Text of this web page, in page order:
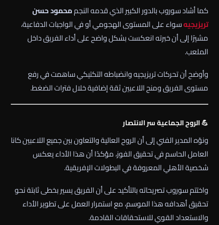
كما أشاد سوروب بالدور الكبير الذي قدمه النجممحمود حسن
تريزيجيهسواء على المستوى الهجومي أو في الواجبات الدفاعية،
مشيرًا إلى أن خبرته انعكست بشكل واضح على أداء الفريق داخل
الملعب.
وأوضح أن تحركات تريزيجيه وانضباطه التكتيكي ساهمت في رفع
مستوى الفريق ومنح اللاعبين ثقة إضافية خلال فترات الضغط.
💪 الروح الجماعية سر الانتصار
ونوّه المدير الفني إلى أن الروح العالية والتعاون بين جميع اللاعبين كانا
العامل الحاسم في تحقيق الفوز، مؤكدًا أن هذا الأداء يعكس
شخصية الأهلي المعروفة في البطولات الإفريقية.
واختتم سوروب تصريحاته بالتأكيد على أن الفريق يسير بخطى ثابتة نحو
تحقيق أهدافه هذا الموسم، مع استمرار العمل على تطوير الأداء
والاستعداد القوي للاستحقاقات القادمة.